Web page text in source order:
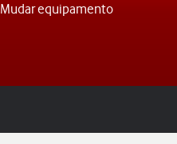
Mudar equipamento